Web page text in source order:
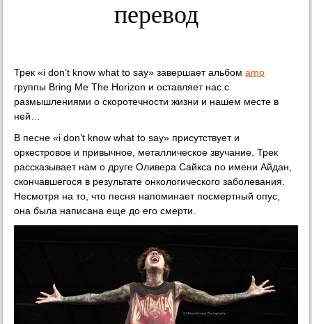
перевод
Трек «i don’t know what to say» завершает альбомamo
группы Bring Me The Horizon и оставляет нас с
размышлениями о скоротечности жизни и нашем месте в
ней…
В песне «i don’t know what to say» присутствует и
оркестровое и привычное, металлическое звучание. Трек
рассказывает нам о друге Оливера Сайкса по имени Айдан,
скончавшегося в результате онкологического заболевания.
Несмотря на то, что песня напоминает посмертный опус,
она была написана еще до его смерти.